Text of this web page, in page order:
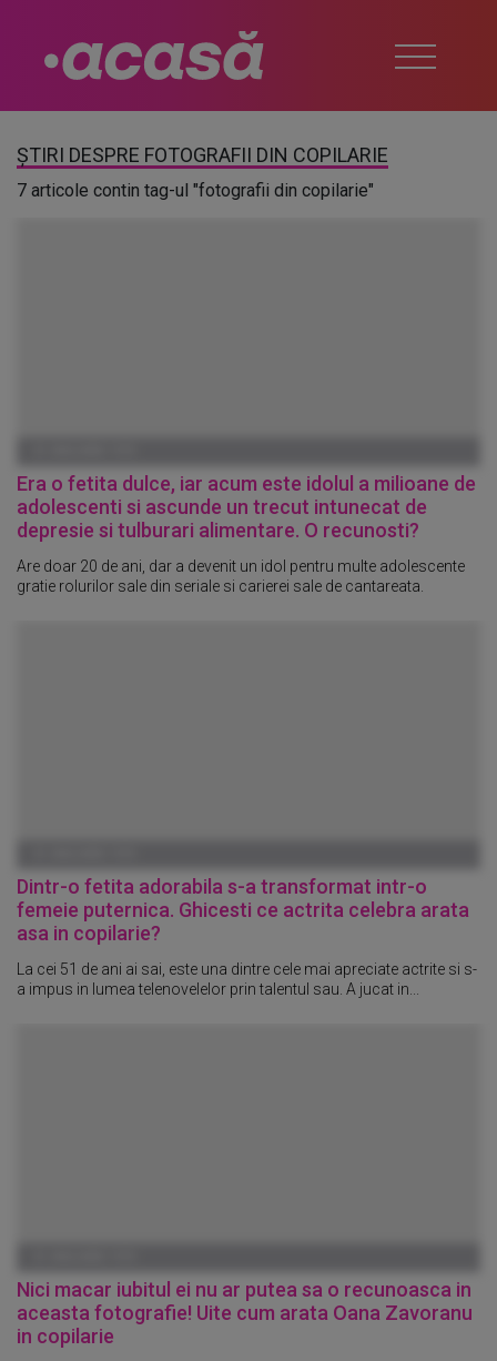
ȘTIRI DESPRE FOTOGRAFII DIN COPILARIE
7 articole contin tag-ul "fotografii din copilarie"
Era o fetita dulce, iar acum este idolul a milioane de
adolescenti si ascunde un trecut intunecat de
depresie si tulburari alimentare. O recunosti?
Are doar 20 de ani, dar a devenit un idol pentru multe adolescente
gratie rolurilor sale din seriale si carierei sale de cantareata.
Dintr-o fetita adorabila s-a transformat intr-o
femeie puternica. Ghicesti ce actrita celebra arata
asa in copilarie?
La cei 51 de ani ai sai, este una dintre cele mai apreciate actrite si s-
a impus in lumea telenovelelor prin talentul sau. A jucat in...
Nici macar iubitul ei nu ar putea sa o recunoasca in
aceasta fotografie! Uite cum arata Oana Zavoranu
in copilarie